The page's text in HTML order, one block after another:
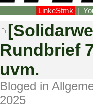
LinkeStmk |
Rundbrief
uvm.
Bloged in
2025